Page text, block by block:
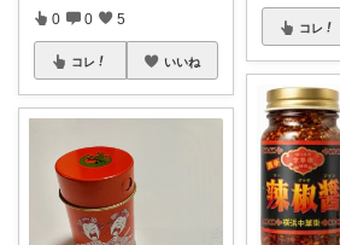
0 0 5
コレ いいね
コレ